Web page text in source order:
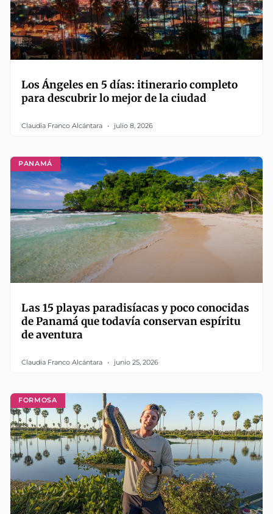
Los Ángeles en 5 días: itinerario completo
para descubrir lo mejor de la ciudad
Claudia Franco Alcántara julio 8, 2026
PANAMÁ
Las 15 playas paradisíacas y poco conocidas
de Panamá que todavía conservan espíritu
de aventura
Claudia Franco Alcántara junio 25, 2026
FORMOSA